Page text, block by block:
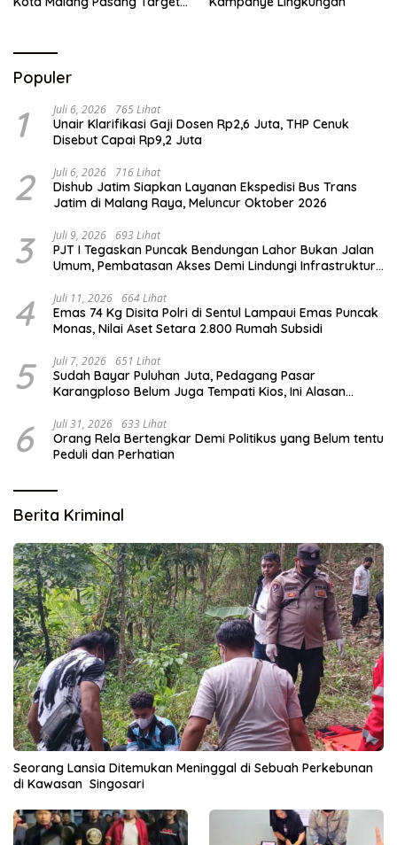
Populer
1 Juli 6, 2026 765 Lihat
Unair Klarifikasi Gaji Dosen Rp2,6 Juta, THP Cenuk
Disebut Capai Rp9,2 Juta
2 Juli 6, 2026 716 Lihat
Dishub Jatim Siapkan Layanan Ekspedisi Bus Trans
Jatim di Malang Raya, Meluncur Oktober 2026
3 Juli 9, 2026 693 Lihat
PJT I Tegaskan Puncak Bendungan Lahor Bukan Jalan
Umum, Pembatasan Akses Demi Lindungi Infrastruktur
4 Juli 11, 2026 664 Lihat
Emas 74 Kg Disita Polri di Sentul Lampaui Emas Puncak
Monas, Nilai Aset Setara 2.800 Rumah Subsidi
5 Juli 7, 2026 651 Lihat
Sudah Bayar Puluhan Juta, Pedagang Pasar
Karangploso Belum Juga Tempati Kios, Ini Alasan
6 Juli 31, 2026 633 Lihat
Orang Rela Bertengkar Demi Politikus yang Belum tentu
Peduli dan Perhatian
Berita Kriminal
Seorang Lansia Ditemukan Meninggal di Sebuah Perkebunan
di Kawasan Singosari